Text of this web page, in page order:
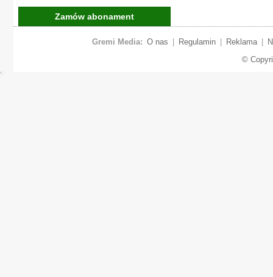
Zamów abonament
Gremi Media: O nas Regulamin Reklama
©